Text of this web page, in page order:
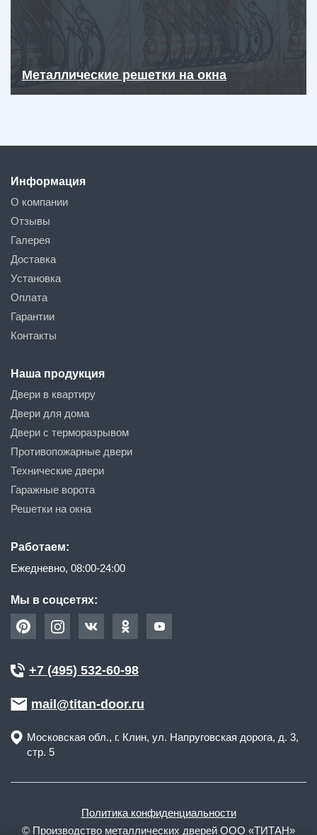
Металлические решетки на окна
Информация
О компании
Отзывы
Галерея
Доставка
Установка
Оплата
Гарантии
Контакты
Наша продукция
Двери в квартиру
Двери для дома
Двери с терморазрывом
Противопожарные двери
Технические двери
Гаражные ворота
Решетки на окна
Работаем:
Ежедневно, 08:00-24:00
Мы в соцсетях:
+7 (495) 532-60-98
mail@titan-door.ru
Московская обл., г. Клин, ул. Напруговская дорога, д. 3,
стр. 5
Политика конфиденциальности
© Производство металлических дверей ООО «ТИТАН»